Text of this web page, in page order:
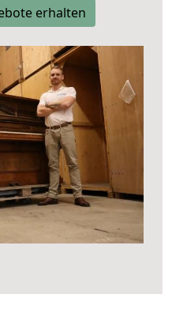
erhalten